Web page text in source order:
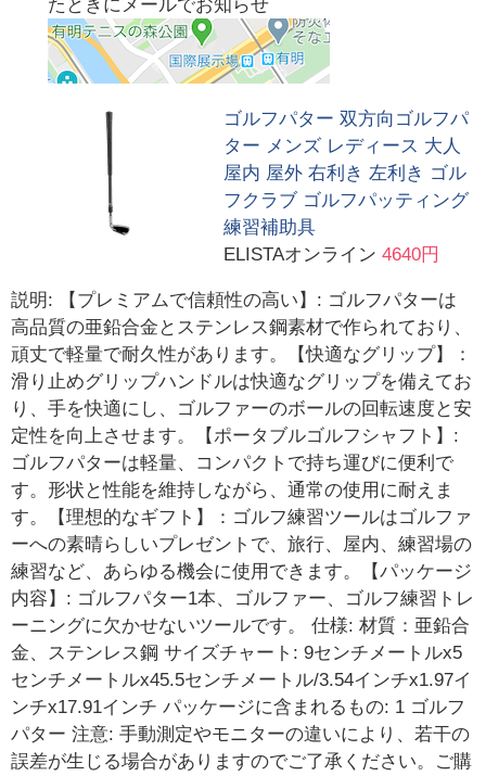
たときにメールでお知らせ
ゴルフパター 双方向ゴルフパ
ター メンズ レディース 大人
屋内 屋外 右利き 左利き ゴル
フクラブ ゴルフパッティング
練習補助具
ELISTAオンライン 4640円
説明: 【プレミアムで信頼性の高い】: ゴルフパターは
高品質の亜鉛合金とステンレス鋼素材で作られており、
頑丈で軽量で耐久性があります。【快適なグリップ】：
滑り止めグリップハンドルは快適なグリップを備えてお
り、手を快適にし、ゴルファーのボールの回転速度と安
定性を向上させます。【ポータブルゴルフシャフト】:
ゴルフパターは軽量、コンパクトで持ち運びに便利で
す。形状と性能を維持しながら、通常の使用に耐えま
す。【理想的なギフト】：ゴルフ練習ツールはゴルファ
ーへの素晴らしいプレゼントで、旅行、屋内、練習場の
練習など、あらゆる機会に使用できます。【パッケージ
内容】: ゴルフパター1本、ゴルファー、ゴルフ練習トレ
ーニングに欠かせないツールです。 仕様: 材質：亜鉛合
金、ステンレス鋼 サイズチャート: 9センチメートルx5
センチメートルx45.5センチメートル/3.54インチx1.97イ
ンチx17.91インチ パッケージに含まれるもの: 1 ゴルフ
パター 注意: 手動測定やモニターの違いにより、若干の
誤差が生じる場合がありますのでご了承ください。ご購